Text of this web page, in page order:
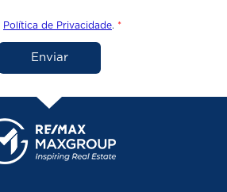
Política de Privacidade. *
Enviar